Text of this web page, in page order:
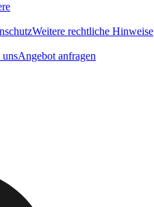
Weitere rechtliche Hinweise
Angebot anfragen